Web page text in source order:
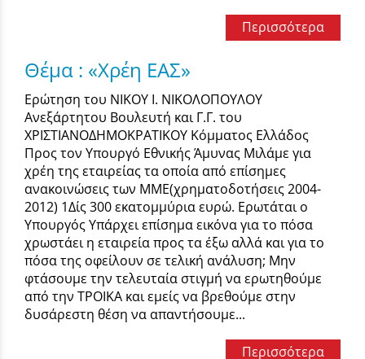
Περισσότερα
Θέμα : «Χρέη ΕΑΣ»
Ερώτηση του ΝΙΚΟΥ Ι. ΝΙΚΟΛΟΠΟΥΛΟΥ
Ανεξάρτητου Βουλευτή και Γ.Γ. του
ΧΡΙΣΤΙΑΝΟΔΗΜΟΚΡΑΤΙΚΟΥ Κόμματος Ελλάδος
Προς τον Υπουργό Εθνικής Άμυνας Μιλάμε για
χρέη της εταιρείας τα οποία από επίσημες
ανακοινώσεις των ΜΜΕ(χρηματοδοτήσεις 2004-
2012) 1Δίς 300 εκατομμύρια ευρώ. Ερωτάται ο
Υπουργός Υπάρχει επίσημα εικόνα για το πόσα
χρωστάει η εταιρεία προς τα έξω αλλά και για το
πόσα της οφείλουν σε τελική ανάλυση; Μην
φτάσουμε την τελευταία στιγμή να ερωτηθούμε
από την ΤΡΟΙΚΑ και εμείς να βρεθούμε στην
δυσάρεστη θέση να απαντήσουμε...
Περισσότερα